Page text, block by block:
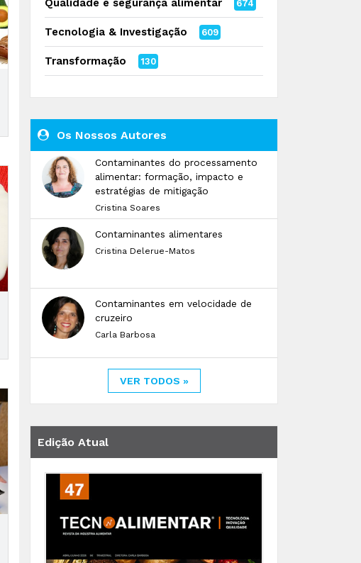
Qualidade e segurança alimentar 674
Tecnologia & Investigação 609
Transformação 130
Os Nossos Autores
Contaminantes do processamento
alimentar: formação, impacto e
estratégias de mitigação
Cristina Soares
Contaminantes alimentares
Cristina Delerue-Matos
Contaminantes em velocidade de
cruzeiro
Carla Barbosa
VER TODOS »
Edição Atual